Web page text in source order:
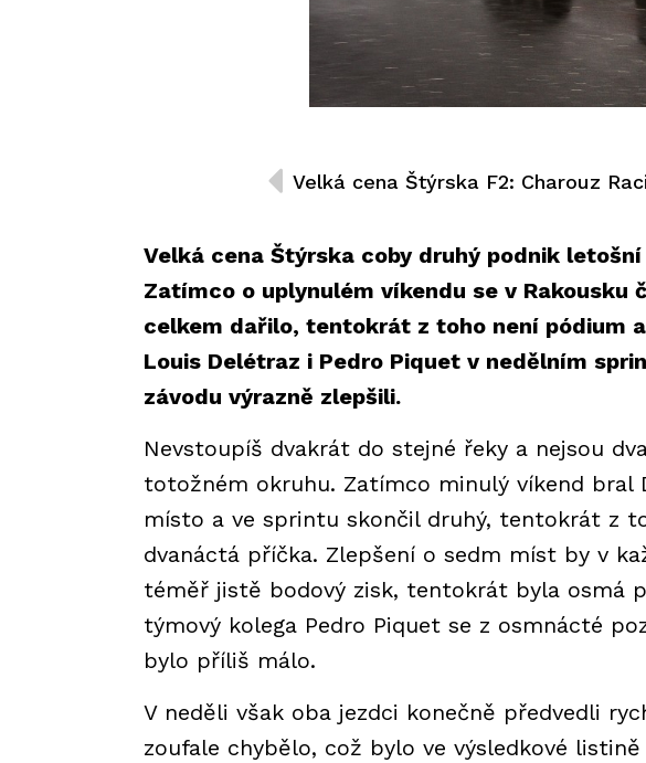
Velká cena Štýrska coby druhý podnik
Zatímco o uplynulém víkendu se v Rakousku
celkem dařilo, tentokrát z toho není pódium
Louis Delétraz i Pedro Piquet v nedělním
závodu výrazně zlepšili.
Nevstoupíš dvakrát do stejné řeky a nejsou
totožném okruhu. Zatímco minulý víkend bral
místo a ve sprintu skončil druhý, tentokrát z
dvanáctá příčka. Zlepšení o sedm míst by v
téměř jistě bodový zisk, tentokrát byla osmá
týmový kolega Pedro Piquet se z osmnácté
bylo příliš málo.
V neděli však oba jezdci konečně předvedli
zoufale chybělo, což bylo ve výsledkové